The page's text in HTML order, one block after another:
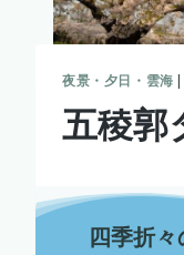
夜景・夕日・雲海
五稜郭
四季折